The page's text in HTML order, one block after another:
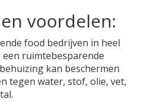
voordelen:
food bedrijven in heel
een ruimtebesparende
kan beschermen
tegen water, stof, olie, vet,